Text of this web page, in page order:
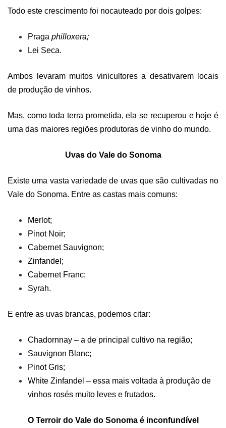
Todo este crescimento foi nocauteado por dois golpes:
Praga philloxera;
Lei Seca.
Ambos levaram muitos vinicultores a desativarem locais
de produção de vinhos.
Mas, como toda terra prometida, ela se recuperou e hoje é
uma das maiores regiões produtoras de vinho do mundo.
Uvas do Vale doSonoma
Existe uma vasta variedade de uvas que são cultivadas no
Vale do Sonoma. Entre as castas mais comuns:
Merlot;
Pinot Noir;
Cabernet Sauvignon;
Zinfandel;
Cabernet Franc;
Syrah.
E entre as uvas brancas, podemos citar:
Chadornnay – a de principal cultivo na região;
Sauvignon Blanc;
Pinot Gris;
White Zinfandel – essa mais voltada à produção de
vinhos rosés muito leves e frutados.
O Terroir do Vale doSonoma é inconfundível